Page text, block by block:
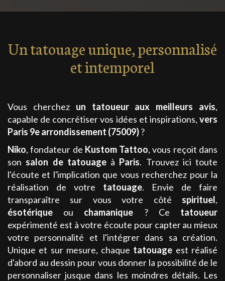
Un tatouage unique, personnalisé
et intemporel
Vous cherchez un tatoueur aux meilleurs avis,
capable de concrétiser vos idées et inspirations, vers
Paris 9e arrondissement (75009)?
Niko, fondateur de Kustom Tattoo, vous reçoit dans
son salon de tatouageà Paris. Trouvez ici toute
l'écoute et l'implication que vous recherchez pour la
réalisation de votre tatouage. Envie de faire
transparaître sur vous votre côté spirituel,
ésotérique ou chamanique ? Ce tatoueur
expérimenté est à votre écoute pour capter au mieux
votre personnalité et l'intégrer dans sa création.
Unique et sur mesure, chaque tatouage est réalisé
d'abord au dessin pour vous donner la possibilité de le
personnaliser jusque dans les moindres détails. Les